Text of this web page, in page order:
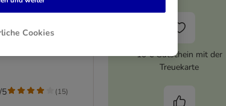
96 x 85 g
in Soße,
in Soße)
5 (15)
10 € Gutschein mit der
Treuekarte
Cookies